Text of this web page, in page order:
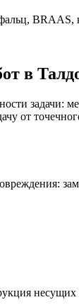
BRAAS,
в
задачи:
от